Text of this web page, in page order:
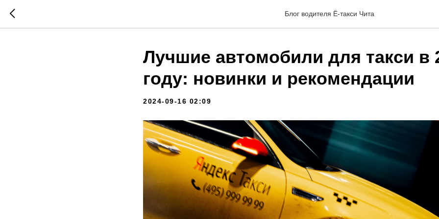
Блог водителя Ё-такси Чита
Лучшие автомобили для такси в
году: новинки и рекомендации
2024-09-16 02:09